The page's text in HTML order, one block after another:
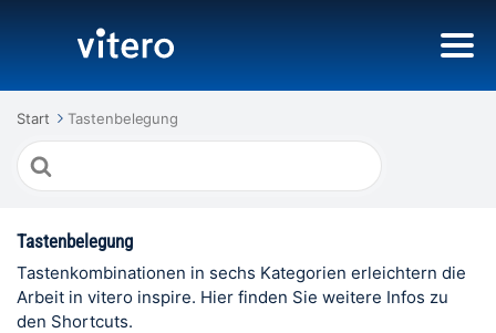
Start Tastenbelegung
Suche
nach
Tastenbelegung
Tastenkombinationen in sechs Kategorien erleichtern die
Arbeit in vitero inspire. Hier finden Sie weitere Infos zu
den Shortcuts.